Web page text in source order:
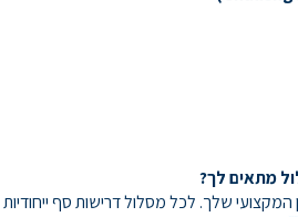
מתאים לך?
שלך. לכל מסלול דרישות סף ייחודיות